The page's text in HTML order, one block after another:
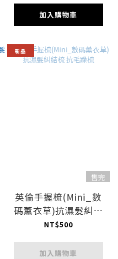
加入購物車
新品
售完
英倫手握梳(Mini_數
碼薰衣草)抗濕髮糾結
梳 抗毛躁梳
NT$500
加入購物車